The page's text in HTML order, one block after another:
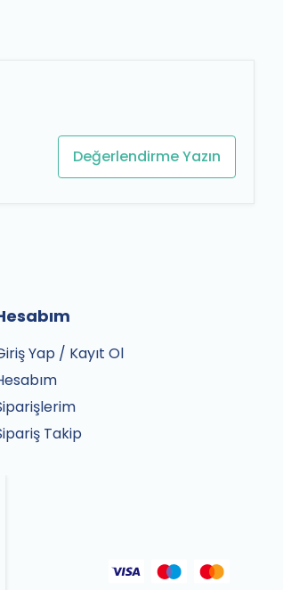
Değerlendirme Yazın
Yap / Kayıt Ol
Takip